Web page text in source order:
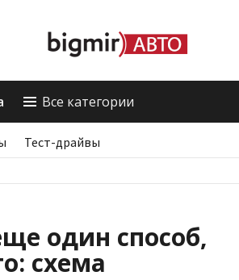
Все категории
Тест-драйвы
один способ,
схема